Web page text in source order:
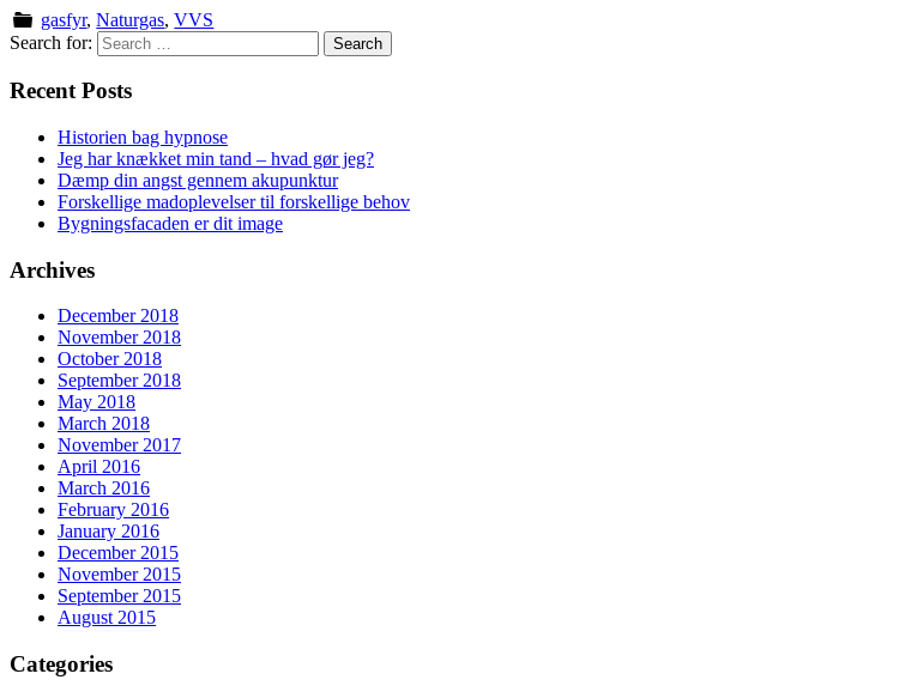
gasfyr,Naturgas,VVS
Search for:
Recent Posts
Historien bag hypnose
Jeg har knækket min tand – hvad gør jeg?
Dæmp din angst gennem akupunktur
Forskellige madoplevelser til forskellige behov
Bygningsfacaden er dit image
Archives
December 2018
November 2018
October 2018
September 2018
May 2018
March 2018
November 2017
April 2016
March 2016
February 2016
January 2016
December 2015
November 2015
September 2015
August 2015
Categories